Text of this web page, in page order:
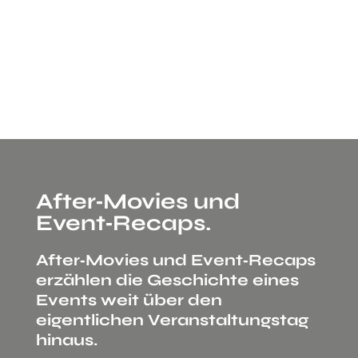
After‑Movies und
Event‑Recaps.
After‑Movies und Event‑Recaps
erzählen die Geschichte eines
Events weit über den
eigentlichen Veranstaltungstag
hinaus.